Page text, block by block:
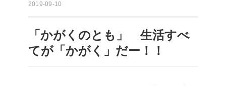
2019-09-10
「かがくのとも」 生活すべ
てが「かがく」だー！！